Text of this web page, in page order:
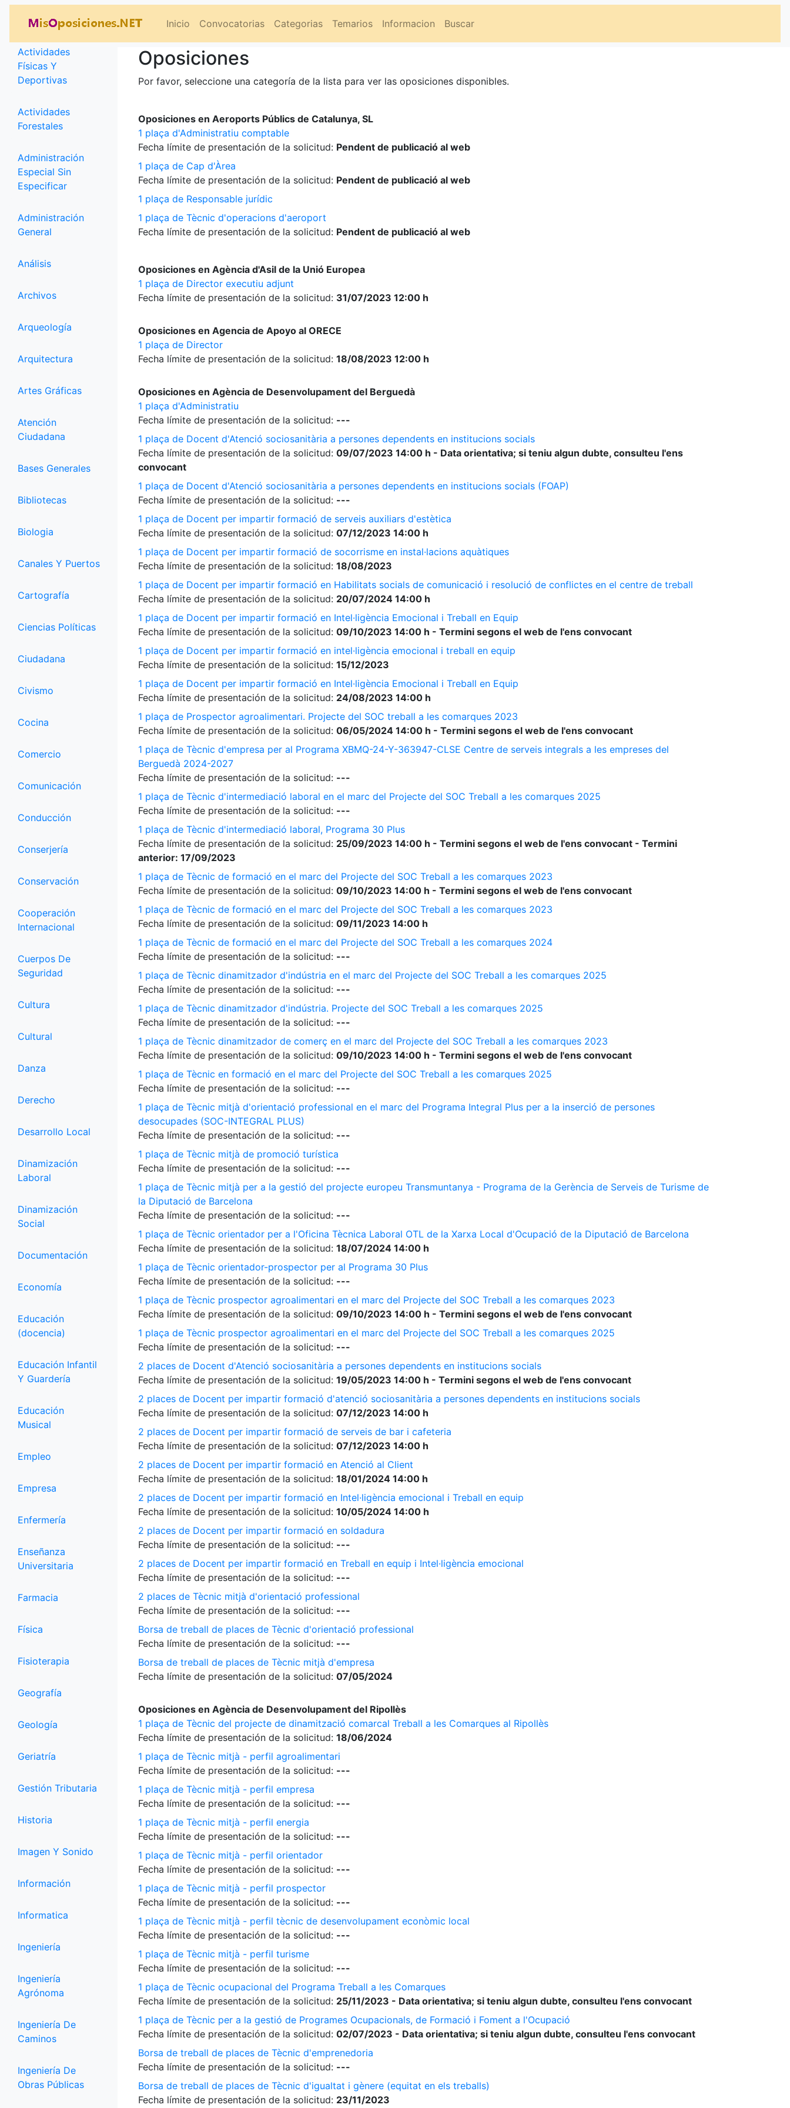
Inicio Convocatorias Categorias Temarios Informacion Buscar
Categorías
Actividades
Físicas Y
Deportivas
Actividades
Forestales
Administración
Especial Sin
Especificar
Administración
General
Análisis
Archivos
Arqueología
Arquitectura
Artes Gráficas
Atención
Ciudadana
Bases Generales
Bibliotecas
Biologia
Canales Y Puertos
Cartografía
Ciencias Políticas
Ciudadana
Civismo
Cocina
Comercio
Comunicación
Conducción
Conserjería
Conservación
Cooperación
Internacional
Cuerpos De
Seguridad
Cultura
Cultural
Danza
Derecho
Desarrollo Local
Dinamización
Laboral
Dinamización
Social
Documentación
Economía
Educación
(docencia)
Educación Infantil
Y Guardería
Educación
Musical
Empleo
Empresa
Enfermería
Enseñanza
Universitaria
Farmacia
Física
Fisioterapia
Geografía
Geología
Geriatría
Gestión Tributaria
Historia
Imagen Y Sonido
Información
Informatica
Ingeniería
Ingeniería
Agrónoma
Ingeniería De
Caminos
Ingeniería De
Obras Públicas
Oposiciones
Por favor, seleccione una categoría de la lista para ver las oposiciones disponibles.
Oposiciones en Aeroports Públics de Catalunya, SL
1 plaça d'Administratiu comptable
Fecha límite de presentación de la solicitud: Pendent de publicació al web
1 plaça de Cap d'Àrea
Fecha límite de presentación de la solicitud: Pendent de publicació al web
1 plaça de Responsable jurídic
1 plaça de Tècnic d'operacions d'aeroport
Fecha límite de presentación de la solicitud: Pendent de publicació al web
Oposiciones en Agència d'Asil de la Unió Europea
1 plaça de Director executiu adjunt
Fecha límite de presentación de la solicitud: 31/07/2023 12:00 h
Oposiciones en Agencia de Apoyo al ORECE
1 plaça de Director
Fecha límite de presentación de la solicitud: 18/08/2023 12:00 h
Oposiciones en Agència de Desenvolupament del Berguedà
1 plaça d'Administratiu
Fecha límite de presentación de la solicitud: ---
1 plaça de Docent d'Atenció sociosanitària a persones dependents en institucions socials
Fecha límite de presentación de la solicitud: 09/07/2023 14:00 h - Data orientativa; si teniu algun dubte, consulteu l'ens
convocant
1 plaça de Docent d'Atenció sociosanitària a persones dependents en institucions socials (FOAP)
Fecha límite de presentación de la solicitud: ---
1 plaça de Docent per impartir formació de serveis auxiliars d'estètica
Fecha límite de presentación de la solicitud: 07/12/2023 14:00 h
1 plaça de Docent per impartir formació de socorrisme en instal·lacions aquàtiques
Fecha límite de presentación de la solicitud: 18/08/2023
1 plaça de Docent per impartir formació en Habilitats socials de comunicació i resolució de conflictes en el centre de treball
Fecha límite de presentación de la solicitud: 20/07/2024 14:00 h
1 plaça de Docent per impartir formació en Intel·ligència Emocional i Treball en Equip
Fecha límite de presentación de la solicitud: 09/10/2023 14:00 h - Termini segons el web de l'ens convocant
1 plaça de Docent per impartir formació en intel·ligència emocional i treball en equip
Fecha límite de presentación de la solicitud: 15/12/2023
1 plaça de Docent per impartir formació en Intel·ligència Emocional i Treball en Equip
Fecha límite de presentación de la solicitud: 24/08/2023 14:00 h
1 plaça de Prospector agroalimentari. Projecte del SOC treball a les comarques 2023
Fecha límite de presentación de la solicitud: 06/05/2024 14:00 h - Termini segons el web de l'ens convocant
1 plaça de Tècnic d'empresa per al Programa XBMQ-24-Y-363947-CLSE Centre de serveis integrals a les empreses del
Berguedà 2024-2027
Fecha límite de presentación de la solicitud: ---
1 plaça de Tècnic d'intermediació laboral en el marc del Projecte del SOC Treball a les comarques 2025
Fecha límite de presentación de la solicitud: ---
1 plaça de Tècnic d'intermediació laboral, Programa 30 Plus
Fecha límite de presentación de la solicitud: 25/09/2023 14:00 h - Termini segons el web de l'ens convocant - Termini
anterior: 17/09/2023
1 plaça de Tècnic de formació en el marc del Projecte del SOC Treball a les comarques 2023
Fecha límite de presentación de la solicitud: 09/10/2023 14:00 h - Termini segons el web de l'ens convocant
1 plaça de Tècnic de formació en el marc del Projecte del SOC Treball a les comarques 2023
Fecha límite de presentación de la solicitud: 09/11/2023 14:00 h
1 plaça de Tècnic de formació en el marc del Projecte del SOC Treball a les comarques 2024
Fecha límite de presentación de la solicitud: ---
1 plaça de Tècnic dinamitzador d'indústria en el marc del Projecte del SOC Treball a les comarques 2025
Fecha límite de presentación de la solicitud: ---
1 plaça de Tècnic dinamitzador d'indústria. Projecte del SOC Treball a les comarques 2025
Fecha límite de presentación de la solicitud: ---
1 plaça de Tècnic dinamitzador de comerç en el marc del Projecte del SOC Treball a les comarques 2023
Fecha límite de presentación de la solicitud: 09/10/2023 14:00 h - Termini segons el web de l'ens convocant
1 plaça de Tècnic en formació en el marc del Projecte del SOC Treball a les comarques 2025
Fecha límite de presentación de la solicitud: ---
1 plaça de Tècnic mitjà d'orientació professional en el marc del Programa Integral Plus per a la inserció de persones
desocupades (SOC-INTEGRAL PLUS)
Fecha límite de presentación de la solicitud: ---
1 plaça de Tècnic mitjà de promoció turística
Fecha límite de presentación de la solicitud: ---
1 plaça de Tècnic mitjà per a la gestió del projecte europeu Transmuntanya - Programa de la Gerència de Serveis de Turisme de
la Diputació de Barcelona
Fecha límite de presentación de la solicitud: ---
1 plaça de Tècnic orientador per a l'Oficina Tècnica Laboral OTL de la Xarxa Local d'Ocupació de la Diputació de Barcelona
Fecha límite de presentación de la solicitud: 18/07/2024 14:00 h
1 plaça de Tècnic orientador-prospector per al Programa 30 Plus
Fecha límite de presentación de la solicitud: ---
1 plaça de Tècnic prospector agroalimentari en el marc del Projecte del SOC Treball a les comarques 2023
Fecha límite de presentación de la solicitud: 09/10/2023 14:00 h - Termini segons el web de l'ens convocant
1 plaça de Tècnic prospector agroalimentari en el marc del Projecte del SOC Treball a les comarques 2025
Fecha límite de presentación de la solicitud: ---
2 places de Docent d'Atenció sociosanitària a persones dependents en institucions socials
Fecha límite de presentación de la solicitud: 19/05/2023 14:00 h - Termini segons el web de l'ens convocant
2 places de Docent per impartir formació d'atenció sociosanitària a persones dependents en institucions socials
Fecha límite de presentación de la solicitud: 07/12/2023 14:00 h
2 places de Docent per impartir formació de serveis de bar i cafeteria
Fecha límite de presentación de la solicitud: 07/12/2023 14:00 h
2 places de Docent per impartir formació en Atenció al Client
Fecha límite de presentación de la solicitud: 18/01/2024 14:00 h
2 places de Docent per impartir formació en Intel·ligència emocional i Treball en equip
Fecha límite de presentación de la solicitud: 10/05/2024 14:00 h
2 places de Docent per impartir formació en soldadura
Fecha límite de presentación de la solicitud: ---
2 places de Docent per impartir formació en Treball en equip i Intel·ligència emocional
Fecha límite de presentación de la solicitud: ---
2 places de Tècnic mitjà d'orientació professional
Fecha límite de presentación de la solicitud: ---
Borsa de treball de places de Tècnic d'orientació professional
Fecha límite de presentación de la solicitud: ---
Borsa de treball de places de Tècnic mitjà d'empresa
Fecha límite de presentación de la solicitud: 07/05/2024
Oposiciones en Agència de Desenvolupament del Ripollès
1 plaça de Tècnic del projecte de dinamització comarcal Treball a les Comarques al Ripollès
Fecha límite de presentación de la solicitud: 18/06/2024
1 plaça de Tècnic mitjà - perfil agroalimentari
Fecha límite de presentación de la solicitud: ---
1 plaça de Tècnic mitjà - perfil empresa
Fecha límite de presentación de la solicitud: ---
1 plaça de Tècnic mitjà - perfil energia
Fecha límite de presentación de la solicitud: ---
1 plaça de Tècnic mitjà - perfil orientador
Fecha límite de presentación de la solicitud: ---
1 plaça de Tècnic mitjà - perfil prospector
Fecha límite de presentación de la solicitud: ---
1 plaça de Tècnic mitjà - perfil tècnic de desenvolupament econòmic local
Fecha límite de presentación de la solicitud: ---
1 plaça de Tècnic mitjà - perfil turisme
Fecha límite de presentación de la solicitud: ---
1 plaça de Tècnic ocupacional del Programa Treball a les Comarques
Fecha límite de presentación de la solicitud: 25/11/2023 - Data orientativa; si teniu algun dubte, consulteu l'ens convocant
1 plaça de Tècnic per a la gestió de Programes Ocupacionals, de Formació i Foment a l'Ocupació
Fecha límite de presentación de la solicitud: 02/07/2023 - Data orientativa; si teniu algun dubte, consulteu l'ens convocant
Borsa de treball de places de Tècnic d'emprenedoria
Fecha límite de presentación de la solicitud: ---
Borsa de treball de places de Tècnic d'igualtat i gènere (equitat en els treballs)
Fecha límite de presentación de la solicitud: 23/11/2023